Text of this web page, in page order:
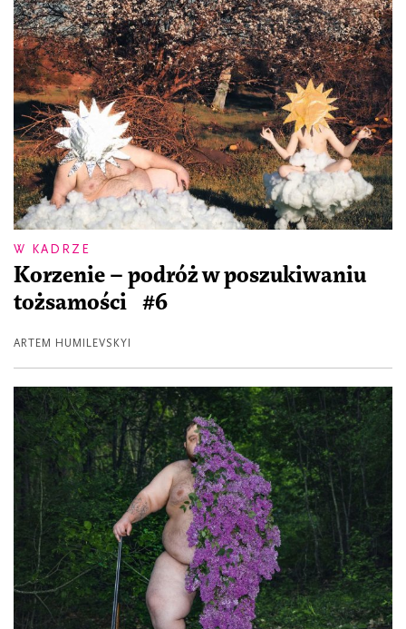
W KADRZE
Korzenie – podróż w poszukiwaniu
tożsamości #6
ARTEM HUMILEVSKYI